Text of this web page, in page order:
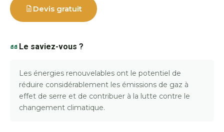
Devis gratuit
Le saviez-vous ?
Les énergies renouvelables ont le potentiel de
réduire considérablement les émissions de gaz à
effet de serre et de contribuer à la lutte contre le
changement climatique.